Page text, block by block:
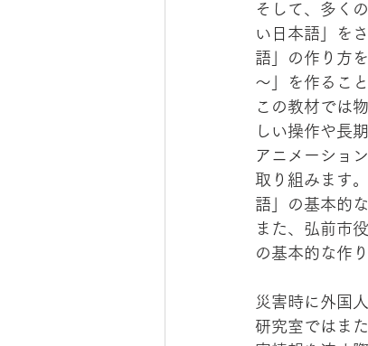
そして、多く
い日本語」を
語」の作り方
～」を作るこ
この教材では
しい操作や長
アニメーショ
取り組みます
語」の基本的
また、弘前市
の基本的な作
災害時に外国
研究室ではま